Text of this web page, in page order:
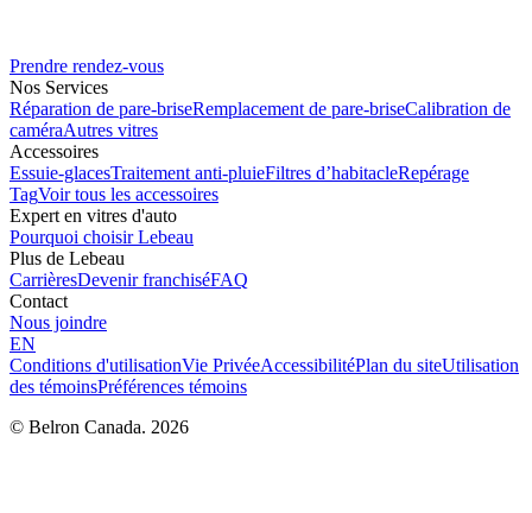
Prendre rendez-vous
Nos Services
Réparation de pare-briseRemplacement de pare-briseCalibration de
caméraAutres vitres
Accessoires
Essuie-glacesTraitement anti-pluieFiltres d’habitacleRepérage
TagVoir tous les accessoires
Expert en vitres d'auto
Pourquoi choisir Lebeau
Plus de Lebeau
CarrièresDevenir franchiséFAQ
Contact
Nous joindre
EN
Conditions d'utilisationVie PrivéeAccessibilitéPlan du siteUtilisation
des témoinsPréférences témoins
© Belron Canada. 2026